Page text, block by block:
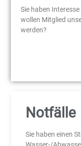
Sie haben
wollen Mitglied
werden?
Notfälle
Sie haben einen